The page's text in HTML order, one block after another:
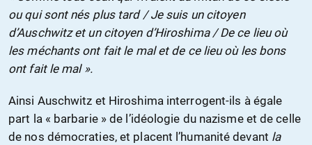
ou qui sont nés plus tard / Je suis un citoyen
d’Auschwitz et un citoyen d’Hiroshima / De ce lieu où
les méchants ont fait le mal et de ce lieu où les bons
ont fait le mal ».
Ainsi Auschwitz et Hiroshima interrogent-ils à égale
part la « barbarie » de l’idéologie du nazisme et de celle
de nos démocraties, et placent l’humanité devant la